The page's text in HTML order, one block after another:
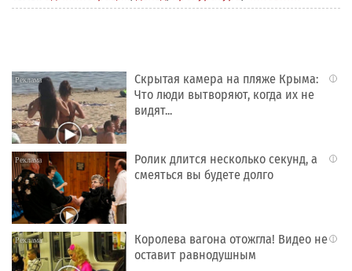
i
Скрытая камера на пляже Крыма:
Что люди вытворяют, когда их не
видят...
i
Ролик длится несколько секунд, а
смеяться вы будете долго
i
Королева вагона отожгла! Видео не
оставит равнодушным